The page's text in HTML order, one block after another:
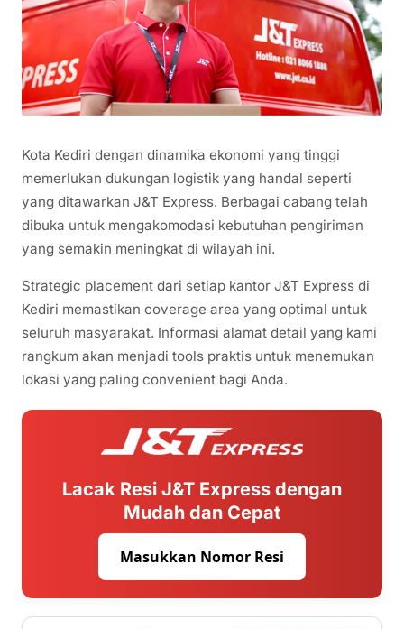
Kota Kediri dengan dinamika ekonomi yang tinggi
memerlukan dukungan logistik yang handal seperti
yang ditawarkan J&T Express. Berbagai cabang telah
dibuka untuk mengakomodasi kebutuhan pengiriman
yang semakin meningkat di wilayah ini.
Strategic placement dari setiap kantor J&T Express di
Kediri memastikan coverage area yang optimal untuk
seluruh masyarakat. Informasi alamat detail yang kami
rangkum akan menjadi tools praktis untuk menemukan
lokasi yang paling convenient bagi Anda.
Lacak Resi J&T Express dengan
Mudah dan Cepat
Masukkan Nomor Resi